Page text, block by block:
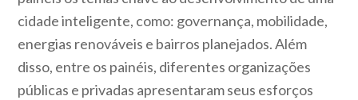
cidade inteligente, como: governança, mobilidade,
energias renováveis e bairros planejados. Além
disso, entre os painéis, diferentes organizações
públicas e privadas apresentaram seus esforços